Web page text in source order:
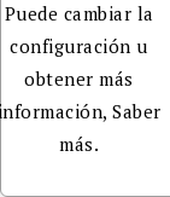
Puede cambiar la
configuración u
obtener más
Saber
más.